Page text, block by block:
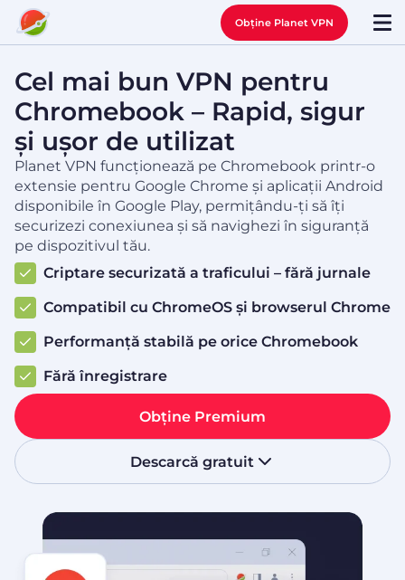
Obține Planet VPN
Cel mai bun VPN pentru
Chromebook – Rapid, sigur
și ușor de utilizat
Planet VPN funcționează pe Chromebook printr-o
extensie pentru Google Chrome și aplicații Android
disponibile în Google Play, permițându-ți să îți
securizezi conexiunea și să navighezi în siguranță
pe dispozitivul tău.
Criptare securizată a traficului – fără jurnale
Compatibil cu ChromeOS și browserul Chrome
Performanță stabilă pe orice Chromebook
Fără înregistrare
Obține Premium
Descarcă gratuit